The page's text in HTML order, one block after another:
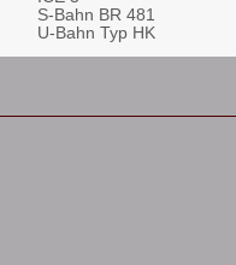
S-Bahn BR 481
U-Bahn Typ HK